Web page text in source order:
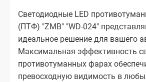
Светодиодные LED
(ПТФ) "ZMB" "WD-024"
идеальное решение для вашего
Максимальная эффективность
противотуманных фарах
превосходную видимость в